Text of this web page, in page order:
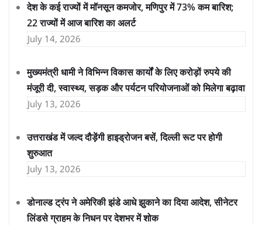
देश के कई राज्यों में मॉनसून कमजोर, मणिपुर में 73% कम बारिश;
22 राज्यों में आज बारिश का अलर्ट
July 14, 2026
मुख्यमंत्री धामी ने विभिन्न विकास कार्यों के लिए करोड़ों रुपये की
मंजूरी दी, स्वास्थ्य, सड़क और पर्यटन परियोजनाओं को मिलेगा बढ़ावा
July 13, 2026
उत्तराखंड में जल्द दौड़ेंगी हाइड्रोजन बसें, दिल्ली रूट पर होगी
शुरुआत
July 13, 2026
डोनाल्ड ट्रंप ने अमेरिकी झंडे आधे झुकाने का दिया आदेश, सीनेटर
लिंडसे ग्राहम के निधन पर देशभर में शोक